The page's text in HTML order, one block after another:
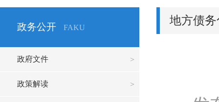
政务公开 FAKU
政府文件
政策解读
地方债